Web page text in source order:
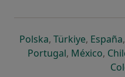
Polskaotwiera się w
, Türkiyeotwiera
, España,
Portugalotwiera się
, México,